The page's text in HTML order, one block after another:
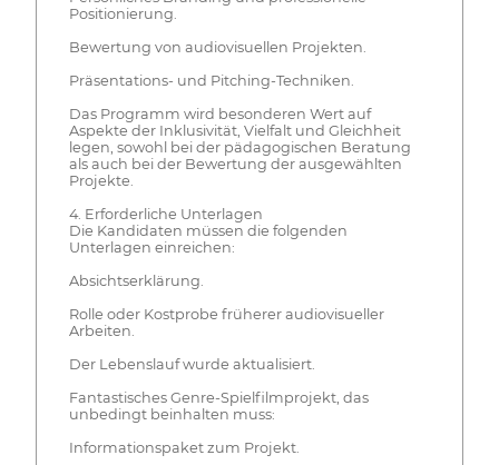
Positionierung.
Bewertung von audiovisuellen Projekten.
Präsentations- und Pitching-Techniken.
Das Programm wird besonderen Wert auf
Aspekte der Inklusivität, Vielfalt und Gleichheit
legen, sowohl bei der pädagogischen Beratung
als auch bei der Bewertung der ausgewählten
Projekte.
4. Erforderliche Unterlagen
Die Kandidaten müssen die folgenden
Unterlagen einreichen:
Absichtserklärung.
Rolle oder Kostprobe früherer audiovisueller
Arbeiten.
Der Lebenslauf wurde aktualisiert.
Fantastisches Genre-Spielfilmprojekt, das
unbedingt beinhalten muss:
Informationspaket zum Projekt.